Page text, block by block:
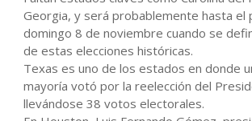
Georgia, y será probablemente hasta el
domingo 8 de noviembre cuando se
de estas elecciones históricas.
Texas es uno de los estados en donde
mayoría votó por la reelección del
llevándose 38 votos electorales.